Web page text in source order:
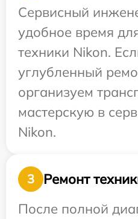
Сервисный
удобное время
техники Nikon.
углубленный
организуем
мастерскую в
Nikon.
3
Ремонт
После полной